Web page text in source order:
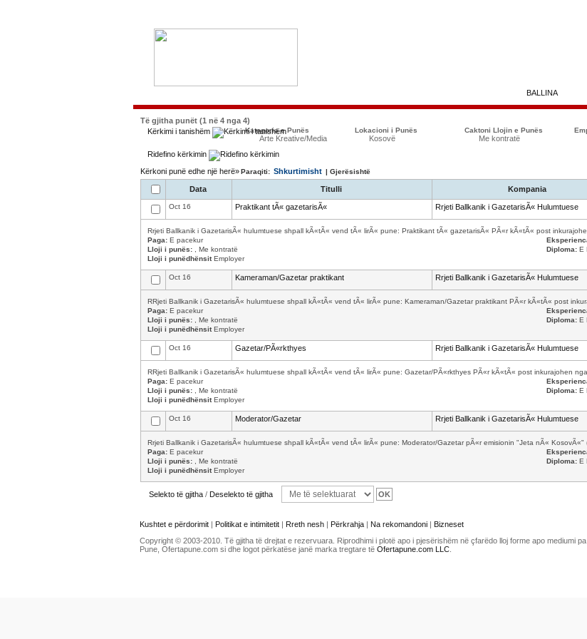
BALLINA
Të gjitha punët (1 në 4 nga 4)
Kërkimi i tanishëm
Kategoria e Punës
Arte Kreative/Media
Lokacioni i Punës
Kosovë
Caktoni Llojin e Punës
Me kontratë
Ridefino kërkimin
Kërkoni punë edhe një herë»Paraqiti: Shkurtimisht | Gjerësishtë
Data Titulli Kompania
Oct 16 Praktikant tÃ« gazetarisÃ« Rrjeti Ballkanik i GazetarisÃ« Hulumtuese
Rrjeti Ballkanik i GazetarisÃ« hulumtuese shpall kÃ«tÃ« vend tÃ« lirÃ« pune: Praktikant tÃ« gazetarisÃ« PÃ«r kÃ«tÃ« post
Paga: E pacekur
Lloji i punës: , Me kontratë Diploma: E
Lloji i punëdhënsitEmployer
Oct 16 Kameraman/Gazetar praktikant Rrjeti Ballkanik i GazetarisÃ« Hulumtuese
RRjeti Ballkanik i GazetarisÃ« hulumtuese shpall kÃ«tÃ« vend tÃ« lirÃ« pune: Kameraman/Gazetar praktikant PÃ«r kÃ«tÃ« post
Paga: E pacekur
Lloji i punës: , Me kontratë Diploma: E
Lloji i punëdhënsitEmployer
Oct 16 Gazetar/PÃ«rkthyes Rrjeti Ballkanik i GazetarisÃ« Hulumtuese
RRjeti Ballkanik i GazetarisÃ« hulumtuese shpall kÃ«tÃ« vend tÃ« lirÃ« pune: Gazetar/PÃ«rkthyes PÃ«r kÃ«tÃ« post inkurajohen nga
Paga: E pacekur
Lloji i punës: , Me kontratë Diploma: E
Lloji i punëdhënsitEmployer
Oct 16 Moderator/Gazetar Rrjeti Ballkanik i GazetarisÃ« Hulumtuese
Rrjeti Ballkanik i GazetarisÃ« hulumtuese shpall kÃ«tÃ« vend tÃ« lirÃ« pune: Moderator/Gazetar pÃ«r emisionin "Jeta nÃ« KosovÃ«"
Paga: E pacekur
Lloji i punës: , Me kontratë Diploma: E
Lloji i punëdhënsitEmployer
Selekto të gjitha / Deselekto të gjitha
Kushtet e përdorimit | Politikat e intimitetit | Rreth nesh | Përkrahja | Na rekomandoni | Bizneset
Copyright © 2003-2010. Të gjitha të drejtat e rezervuara. Riprodhimi i plotë apo i pjesërishëm në çfarëdo lloj forme apo mediumi
Pune, Ofertapune.com si dhe logot përkatëse janë marka tregtare të Ofertapune.com LLC